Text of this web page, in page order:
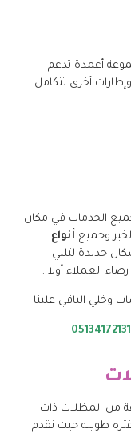
أعمدة تدعم
أخرى تتكامل
الخدمات في مكان
وجميع أنواع
جديدة لتلبي
العملاء أولا .
وخلي الباقي علينا
من المظلات ذات
طويله حيث نقدم